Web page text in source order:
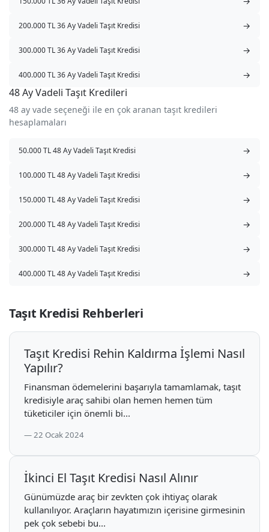
200.000 TL 36 Ay Vadeli Taşıt Kredisi →
300.000 TL 36 Ay Vadeli Taşıt Kredisi →
400.000 TL 36 Ay Vadeli Taşıt Kredisi →
48 Ay Vadeli Taşıt Kredileri
48 ay vade seçeneği ile en çok aranan taşıt kredileri
hesaplamaları
50.000 TL 48 Ay Vadeli Taşıt Kredisi →
100.000 TL 48 Ay Vadeli Taşıt Kredisi →
150.000 TL 48 Ay Vadeli Taşıt Kredisi →
200.000 TL 48 Ay Vadeli Taşıt Kredisi →
300.000 TL 48 Ay Vadeli Taşıt Kredisi →
400.000 TL 48 Ay Vadeli Taşıt Kredisi →
Taşıt Kredisi Rehberleri
Taşıt Kredisi Rehin Kaldırma İşlemi Nasıl
Yapılır?
Finansman ödemelerini başarıyla tamamlamak, taşıt
kredisiyle araç sahibi olan hemen hemen tüm
tüketiciler için önemli bi...
22 Ocak 2024
İkinci El Taşıt Kredisi Nasıl Alınır
Günümüzde araç bir zevkten çok ihtiyaç olarak
kullanılıyor. Araçların hayatımızın içerisine girmesinin
pek çok sebebi bu...